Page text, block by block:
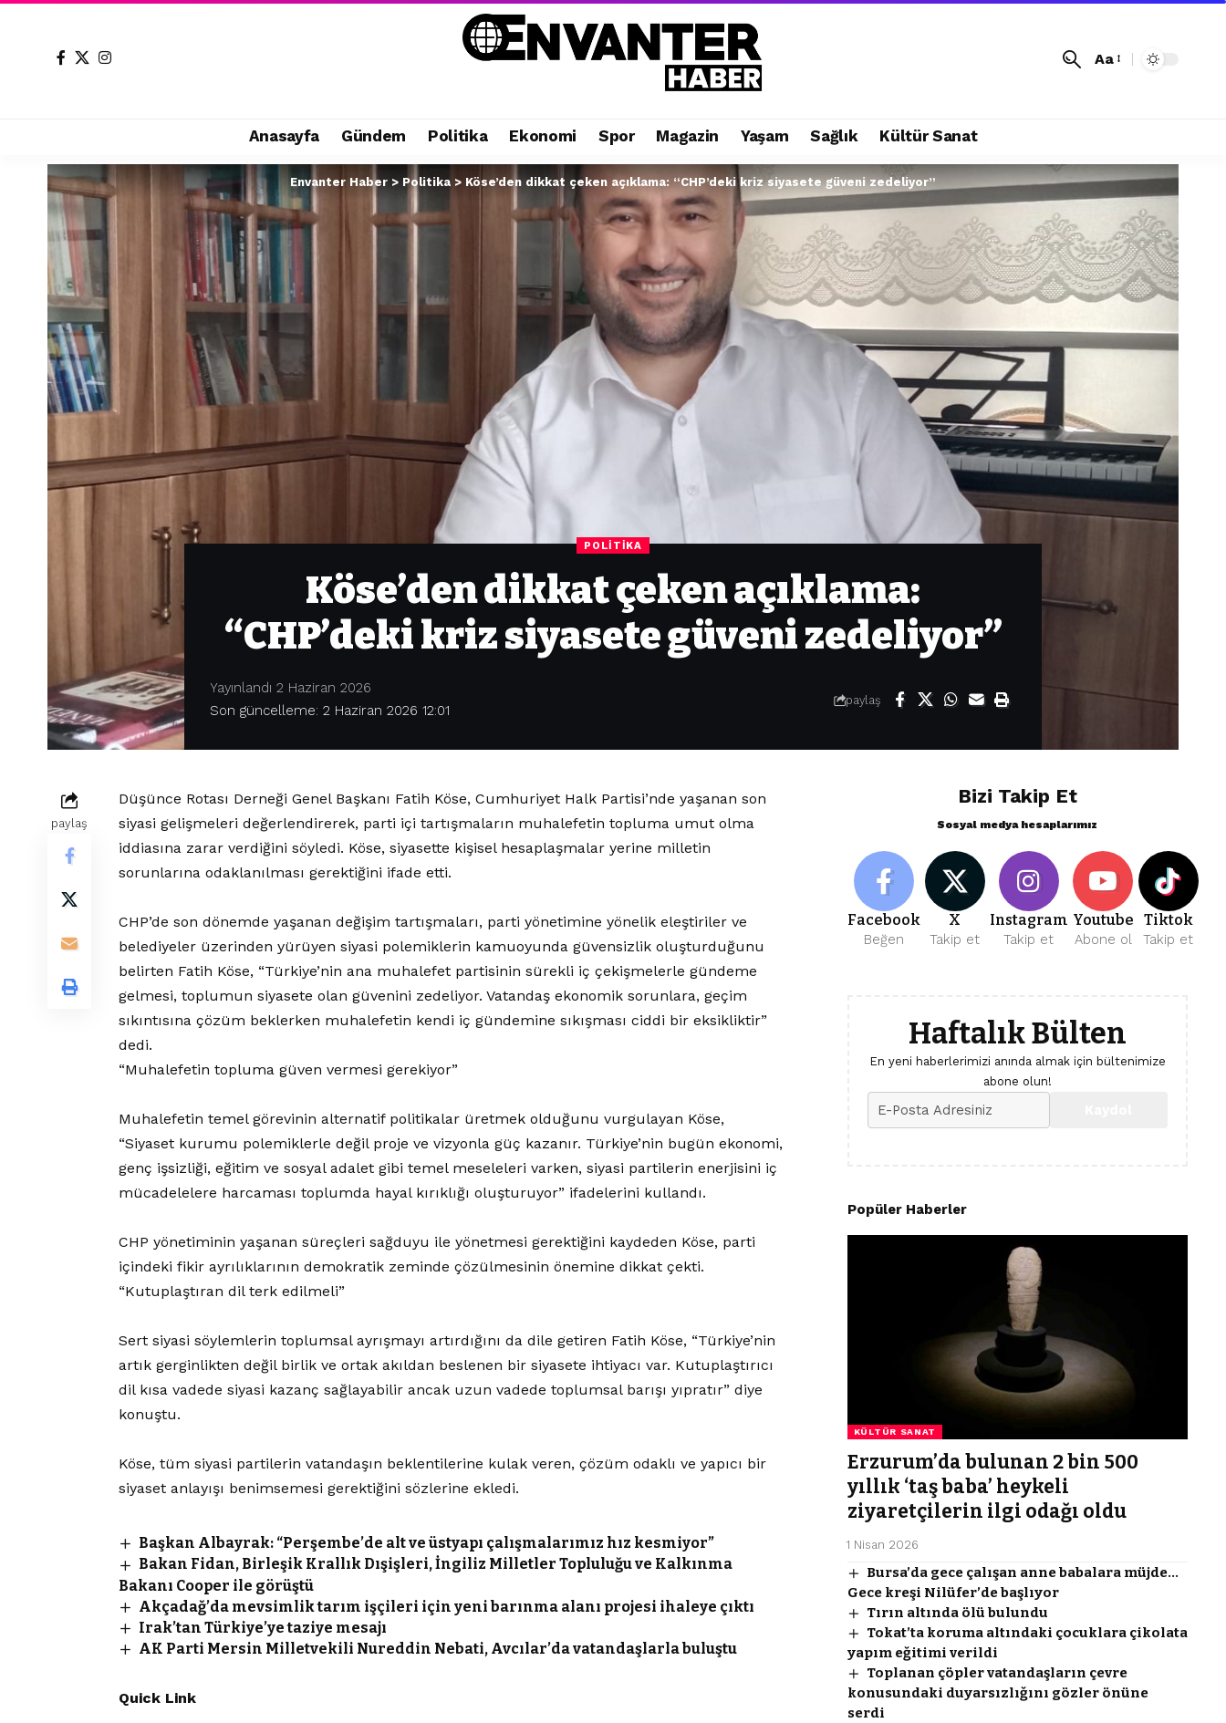
Aa
Anasayfa Gündem Politika Ekonomi Spor Magazin Yaşam Sağlık Kültür Sanat
Envanter Haber > Politika > Köse’den dikkat çeken açıklama: “CHP’deki kriz siyasete güveni zedeliyor”
POLITIKA
Köse’den dikkat çeken açıklama:
“CHP’deki kriz siyasete güveni zedeliyor”
Son güncelleme: 2 Haziran 2026 12:01
Yayınlandı 2 Haziran 2026
paylaş
paylaş
Düşünce Rotası Derneği Genel Başkanı Fatih Köse, Cumhuriyet Halk Partisi’nde yaşanan son
siyasi gelişmeleri değerlendirerek, parti içi tartışmaların muhalefetin topluma umut olma
iddiasına zarar verdiğini söyledi. Köse, siyasette kişisel hesaplaşmalar yerine milletin
sorunlarına odaklanılması gerektiğini ifade etti.
CHP’de son dönemde yaşanan değişim tartışmaları, parti yönetimine yönelik eleştiriler ve
belediyeler üzerinden yürüyen siyasi polemiklerin kamuoyunda güvensizlik oluşturduğunu
belirten Fatih Köse, “Türkiye’nin ana muhalefet partisinin sürekli iç çekişmelerle gündeme
gelmesi, toplumun siyasete olan güvenini zedeliyor. Vatandaş ekonomik sorunlara, geçim
sıkıntısına çözüm beklerken muhalefetin kendi iç gündemine sıkışması ciddi bir eksikliktir”
dedi.
“Muhalefetin topluma güven vermesi gerekiyor”
Muhalefetin temel görevinin alternatif politikalar üretmek olduğunu vurgulayan Köse,
“Siyaset kurumu polemiklerle değil proje ve vizyonla güç kazanır. Türkiye’nin bugün ekonomi,
genç işsizliği, eğitim ve sosyal adalet gibi temel meseleleri varken, siyasi partilerin enerjisini iç
mücadelelere harcaması toplumda hayal kırıklığı oluşturuyor” ifadelerini kullandı.
CHP yönetiminin yaşanan süreçleri sağduyu ile yönetmesi gerektiğini kaydeden Köse, parti
içindeki fikir ayrılıklarının demokratik zeminde çözülmesinin önemine dikkat çekti.
“Kutuplaştıran dil terk edilmeli”
Sert siyasi söylemlerin toplumsal ayrışmayı artırdığını da dile getiren Fatih Köse, “Türkiye’nin
artık gerginlikten değil birlik ve ortak akıldan beslenen bir siyasete ihtiyacı var. Kutuplaştırıcı
dil kısa vadede siyasi kazanç sağlayabilir ancak uzun vadede toplumsal barışı yıpratır” diye
konuştu.
Köse, tüm siyasi partilerin vatandaşın beklentilerine kulak veren, çözüm odaklı ve yapıcı bir
siyaset anlayışı benimsemesi gerektiğini sözlerine ekledi.
Başkan Albayrak: “Perşembe’de alt ve üstyapı çalışmalarımız hız kesmiyor”
Bakan Fidan, Birleşik Krallık Dışişleri, İngiliz Milletler Topluluğu ve Kalkınma
Bakanı Cooper ile görüştü
Akçadağ’da mevsimlik tarım işçileri için yeni barınma alanı projesi ihaleye çıktı
Irak’tan Türkiye’ye taziye mesajı
AK Parti Mersin Milletvekili Nureddin Nebati, Avcılar’da vatandaşlarla buluştu
Quick Link
Bizi Takip Et
Sosyal medya hesaplarımız
Facebook
Beğen
X
Takip et
Instagram
Takip et
Youtube
Abone ol
Tiktok
Takip et
Haftalık Bülten
En yeni haberlerimizi anında almak için bültenimize
abone olun!
Popüler Haberler
KÜLTÜR SANAT
Erzurum’da bulunan 2 bin 500
yıllık ‘taş baba’ heykeli
ziyaretçilerin ilgi odağı oldu
1 Nisan 2026
Bursa’da gece çalışan anne babalara müjde…
Gece kreşi Nilüfer’de başlıyor
Tırın altında ölü bulundu
Tokat’ta koruma altındaki çocuklara çikolata
yapım eğitimi verildi
Toplanan çöpler vatandaşların çevre
konusundaki duyarsızlığını gözler önüne
serdi